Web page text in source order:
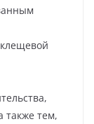
также тем,